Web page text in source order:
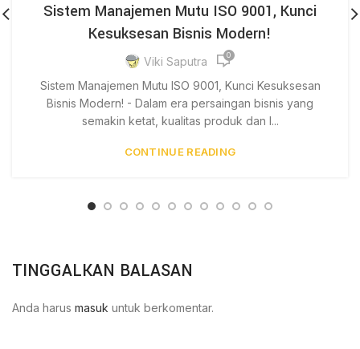
Sistem Manajemen Mutu ISO 9001, Kunci
Kesuksesan Bisnis Modern!
Viki Saputra 0
Sistem Manajemen Mutu ISO 9001, Kunci Kesuksesan
Bisnis Modern! - Dalam era persaingan bisnis yang
semakin ketat, kualitas produk dan l...
CONTINUE READING
TINGGALKAN BALASAN
Anda harus masuk untuk berkomentar.